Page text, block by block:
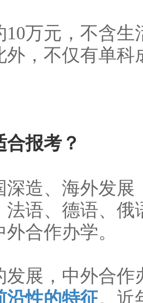
10万元，不含
外，不仅有单
报考？
深造、海外发
法语、德语、
合作办学。
发展，中外合作
沿性的特征。近